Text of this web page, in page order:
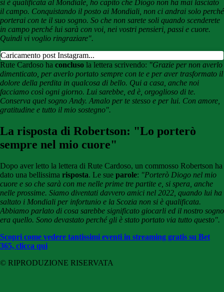
si è qualificata al Mondiale, ho capito che Diogo non ha mai lasciato
il campo. Conquistando il posto ai Mondiali, non ci andrai solo perché
porterai con te il suo sogno. So che non sarete soli quando scenderete
in campo perché lui sarà con voi, nei vostri pensieri, passi e cuore.
Quindi vi voglio ringraziare".
Caricamento post Instagram...
Rute Cardoso ha concluso la lettera scrivendo: "Grazie per non averlo
dimenticato, per averlo portato sempre con te e per aver trasformato il
dolore della perdita in qualcosa di bello. Qui a casa, anche noi
facciamo così ogni giorno. Lui sarebbe, ed è, orgoglioso di te.
Conserva quel sogno Andy. Amalo per te stesso e per lui. Con amore,
gratitudine e tutto il mio sostegno".
La risposta di Robertson: "Lo porterò
sempre nel mio cuore"
Dopo aver letto la lettera di Rute Cardoso, un commosso Robertson ha
dato una bellissima risposta. Le sue parole: "Porterò Diogo nel mio
cuore e so che sarà con me nelle prime tre partite e, si spera, anche
nelle prossime. Siamo diventati davvero amici nel 2022, quando lui ha
saltato i Mondiali per infortunio e la Scozia non si è qualificata.
Abbiamo parlato di cosa sarebbe significato giocarli ed il nostro sogno
era quello. Sono devastato perché gli è stato portato via tutto questo".
Scopri come vedere tantissimi eventi in streaming gratis su Bet
365, clicca qui
© RIPRODUZIONE RISERVATA